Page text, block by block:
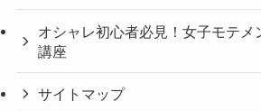
オシャレ初心者必見！女子モテメ
講座
サイトマップ